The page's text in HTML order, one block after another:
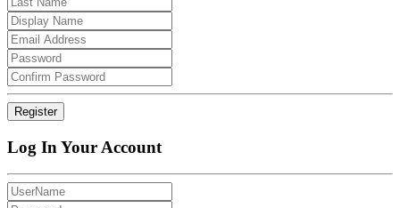
Log In Your Account